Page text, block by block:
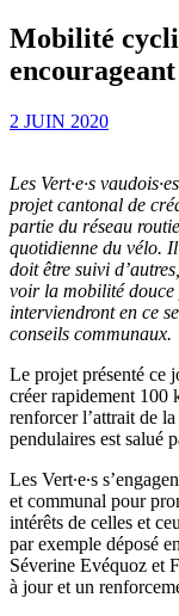
Mobilité
encourageant
2 JUIN 2020
Les Vert∙e∙s
projet cantonal de
partie du réseau
quotidienne du vélo. Il
doit être suivi
voir la mobilité douce
interviendront en ce
conseils communaux.
Le projet présenté ce
créer rapidement 100
renforcer l’attrait de
pendulaires est salué
Les Vert∙e∙s
et communal pour
intérêts de celles et
par exemple déposé
Séverine Evéquoz et
à jour et un